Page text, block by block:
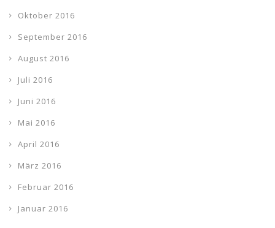
Oktober 2016
September 2016
August 2016
Juli 2016
Juni 2016
Mai 2016
April 2016
März 2016
Februar 2016
Januar 2016